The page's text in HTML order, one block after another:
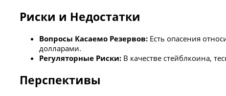
Риски и Недостатки
Вопросы Касаемо Резервов: Есть опасения
долларами.
Регуляторные Риски: В качестве стейблкоина,
Перспективы